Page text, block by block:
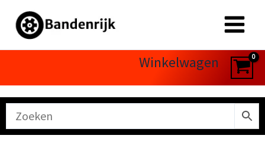
naar
Winkelwagen